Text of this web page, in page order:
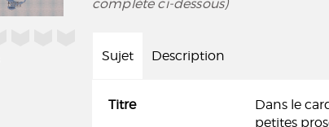
complète ci-dessous)
Sujet Description
Titre
Dans le
petites